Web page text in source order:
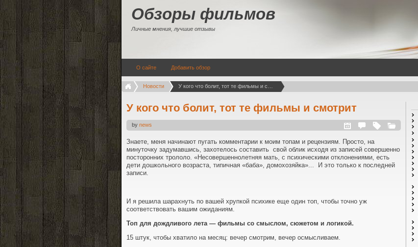
Обзоры фильмов
Личные мнения, лучшие отзывы
О сайте Добавить обзор
Новости
У кого что болит, тот те фильмы и смотрит
by news
Знаете, меня начинают пугать комментарии к моим топам и рецензиям. Просто, на
минуточку задумавшись, захотелось составить свой облик исходя из записей совершенно
посторонних трололо. «Несовершеннолетняя мать, с психическими отклонениями, есть
дети дошкольного возраста, типичная «баба», домохозяйка»... И это только к последней
записи.
И я решила шарахнуть по вашей хрупкой психике еще один топ, чтобы точно уж
соответствовать вашим ожиданиям.
Топ для дождливого лета — фильмы со смыслом, сюжетом и логикой.
15 штук, чтобы хватило на месяц: вечер смотрим, вечер осмысливаем.